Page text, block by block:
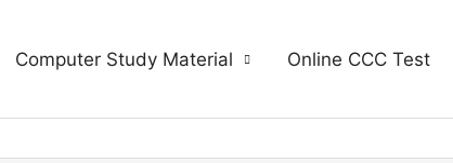
Computer Study Material Online CCC Test